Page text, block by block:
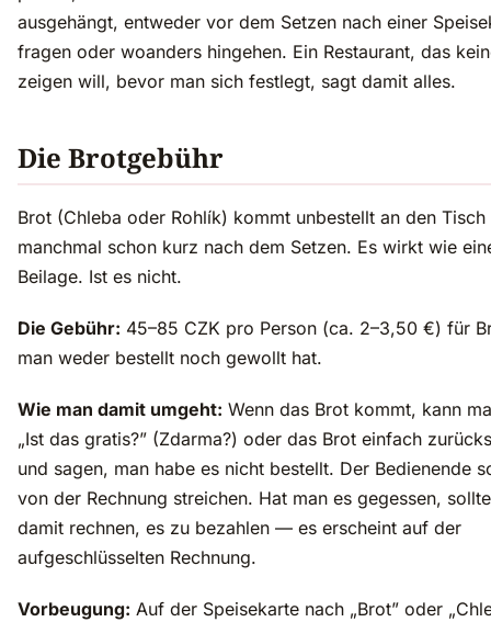
ausgehängt, entweder vor dem Setzen nach einer
fragen oder woanders hingehen. Ein Restaurant, das
zeigen will, bevor man sich festlegt, sagt damit alles.
Die Brotgebühr
Brot (Chleba oder Rohlík) kommt unbestellt an den
manchmal schon kurz nach dem Setzen. Es wirkt wie
Beilage. Ist es nicht.
Die Gebühr: 45–85 CZK pro Person (ca. 2–3,50 €) für
man weder bestellt noch gewollt hat.
Wie man damit umgeht: Wenn das Brot kommt, kann
„Ist das gratis?” (Zdarma?) oder das Brot einfach
und sagen, man habe es nicht bestellt. Der Bedienende
von der Rechnung streichen. Hat man es gegessen,
damit rechnen, es zu bezahlen — es erscheint auf der
aufgeschlüsselten Rechnung.
Vorbeugung: Auf der Speisekarte nach „Brot” oder